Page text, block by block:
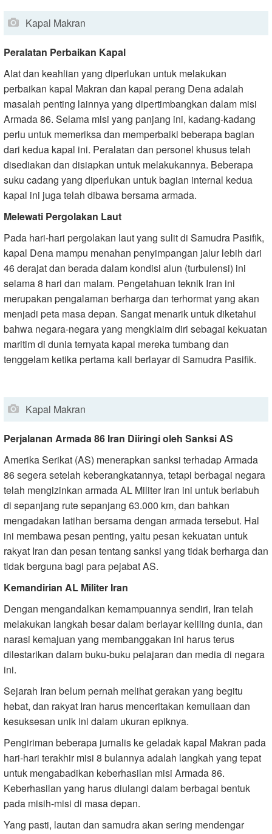
Kapal Makran
Peralatan Perbaikan Kapal
Alat dan keahlian yang diperlukan untuk melakukan
perbaikan kapal Makran dan kapal perang Dena adalah
masalah penting lainnya yang dipertimbangkan dalam misi
Armada 86. Selama misi yang panjang ini, kadang-kadang
perlu untuk memeriksa dan memperbaiki beberapa bagian
dari kedua kapal ini. Peralatan dan personel khusus telah
disediakan dan disiapkan untuk melakukannya. Beberapa
suku cadang yang diperlukan untuk bagian internal kedua
kapal ini juga telah dibawa bersama armada.
Melewati Pergolakan Laut
Pada hari-hari pergolakan laut yang sulit di Samudra Pasifik,
kapal Dena mampu menahan penyimpangan jalur lebih dari
46 derajat dan berada dalam kondisi alun (turbulensi) ini
selama 8 hari dan malam. Pengetahuan teknik Iran ini
merupakan pengalaman berharga dan terhormat yang akan
menjadi peta masa depan. Sangat menarik untuk diketahui
bahwa negara-negara yang mengklaim diri sebagai kekuatan
maritim di dunia ternyata kapal mereka tumbang dan
tenggelam ketika pertama kali berlayar di Samudra Pasifik.
Kapal Makran
Perjalanan Armada 86 Iran Diiringi oleh Sanksi AS
Amerika Serikat (AS) menerapkan sanksi terhadap Armada
86 segera setelah keberangkatannya, tetapi berbagai negara
telah mengizinkan armada AL Militer Iran ini untuk berlabuh
di sepanjang rute sepanjang 63.000 km, dan bahkan
mengadakan latihan bersama dengan armada tersebut. Hal
ini membawa pesan penting, yaitu pesan kekuatan untuk
rakyat Iran dan pesan tentang sanksi yang tidak berharga dan
tidak berguna bagi para pejabat AS.
Kemandirian AL Militer Iran
Dengan mengandalkan kemampuannya sendiri, Iran telah
melakukan langkah besar dalam berlayar keliling dunia, dan
narasi kemajuan yang membanggakan ini harus terus
dilestarikan dalam buku-buku pelajaran dan media di negara
ini.
Sejarah Iran belum pernah melihat gerakan yang begitu
hebat, dan rakyat Iran harus menceritakan kemuliaan dan
kesuksesan unik ini dalam ukuran epiknya.
Pengiriman beberapa jurnalis ke geladak kapal Makran pada
hari-hari terakhir misi 8 bulannya adalah langkah yang tepat
untuk mengabadikan keberhasilan misi Armada 86.
Keberhasilan yang harus diulangi dalam berbagai bentuk
pada misih-misi di masa depan.
Yang pasti, lautan dan samudra akan sering mendengar